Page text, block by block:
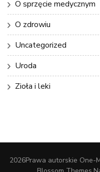
O sprzęcie medycznym
O zdrowiu
Uncategorized
Uroda
Zioła i leki
2026Prawa autorskie One-